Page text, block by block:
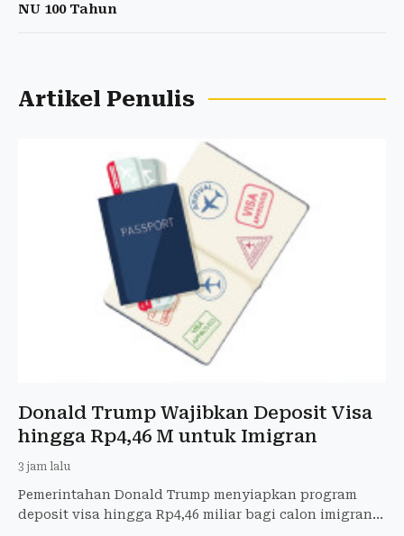
NU 100 Tahun
Artikel Penulis
Donald Trump Wajibkan Deposit Visa
hingga Rp4,46 M untuk Imigran
3 jam lalu
Pemerintahan Donald Trump menyiapkan program
deposit visa hingga Rp4,46 miliar bagi calon imigran